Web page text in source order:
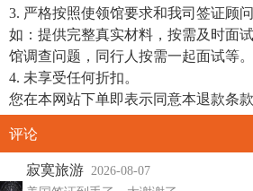
3. 严格按照使领馆要求和我司签证顾
如：提供完整真实材料，按需及时面
馆调查问题，同行人按需一起面试等。
4. 未享受任何折扣。
您在本网站下单即表示同意本退款条款
评论
寂寞旅游 2026-08-07